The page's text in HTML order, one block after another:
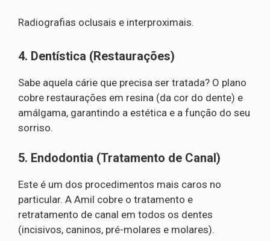
Radiografias oclusais e interproximais.
4. Dentística (Restaurações)
Sabe aquela cárie que precisa ser tratada? O plano
cobre restaurações em resina (da cor do dente) e
amálgama, garantindo a estética e a função do seu
sorriso.
5. Endodontia (Tratamento de Canal)
Este é um dos procedimentos mais caros no
particular. A Amil cobre o tratamento e
retratamento de canal em todos os dentes
(incisivos, caninos, pré-molares e molares).